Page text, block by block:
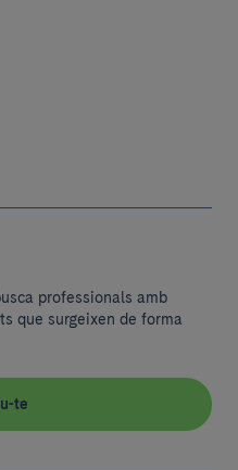
professionals amb
que surgeixen de forma
te